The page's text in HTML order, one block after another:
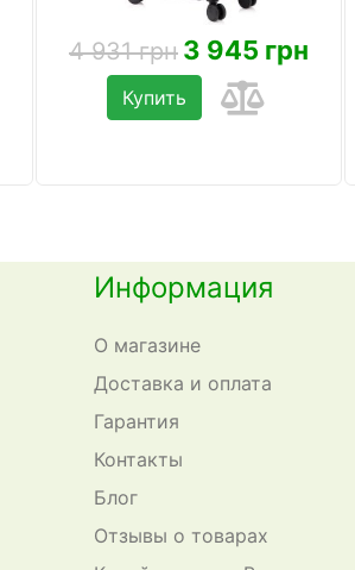
4 931 грн 3 945 грн
Купить
Информация
О магазине
Доставка и оплата
Гарантия
Контакты
Блог
Отзывы о товарах